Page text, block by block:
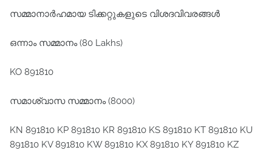
സമ്മാനാര്‍ഹമായ ടിക്കറ്റുകളുടെ വിശദവിവരങ്ങള്‍
ഒന്നാം സമ്മാനം (80 Lakhs)
KO 891810
സമാശ്വാസ സമ്മാനം (8000)
KN 891810 KP 891810 KR 891810 KS 891810 KT 891810 KU
891810 KV 891810 KW 891810 KX 891810 KY 891810 KZ